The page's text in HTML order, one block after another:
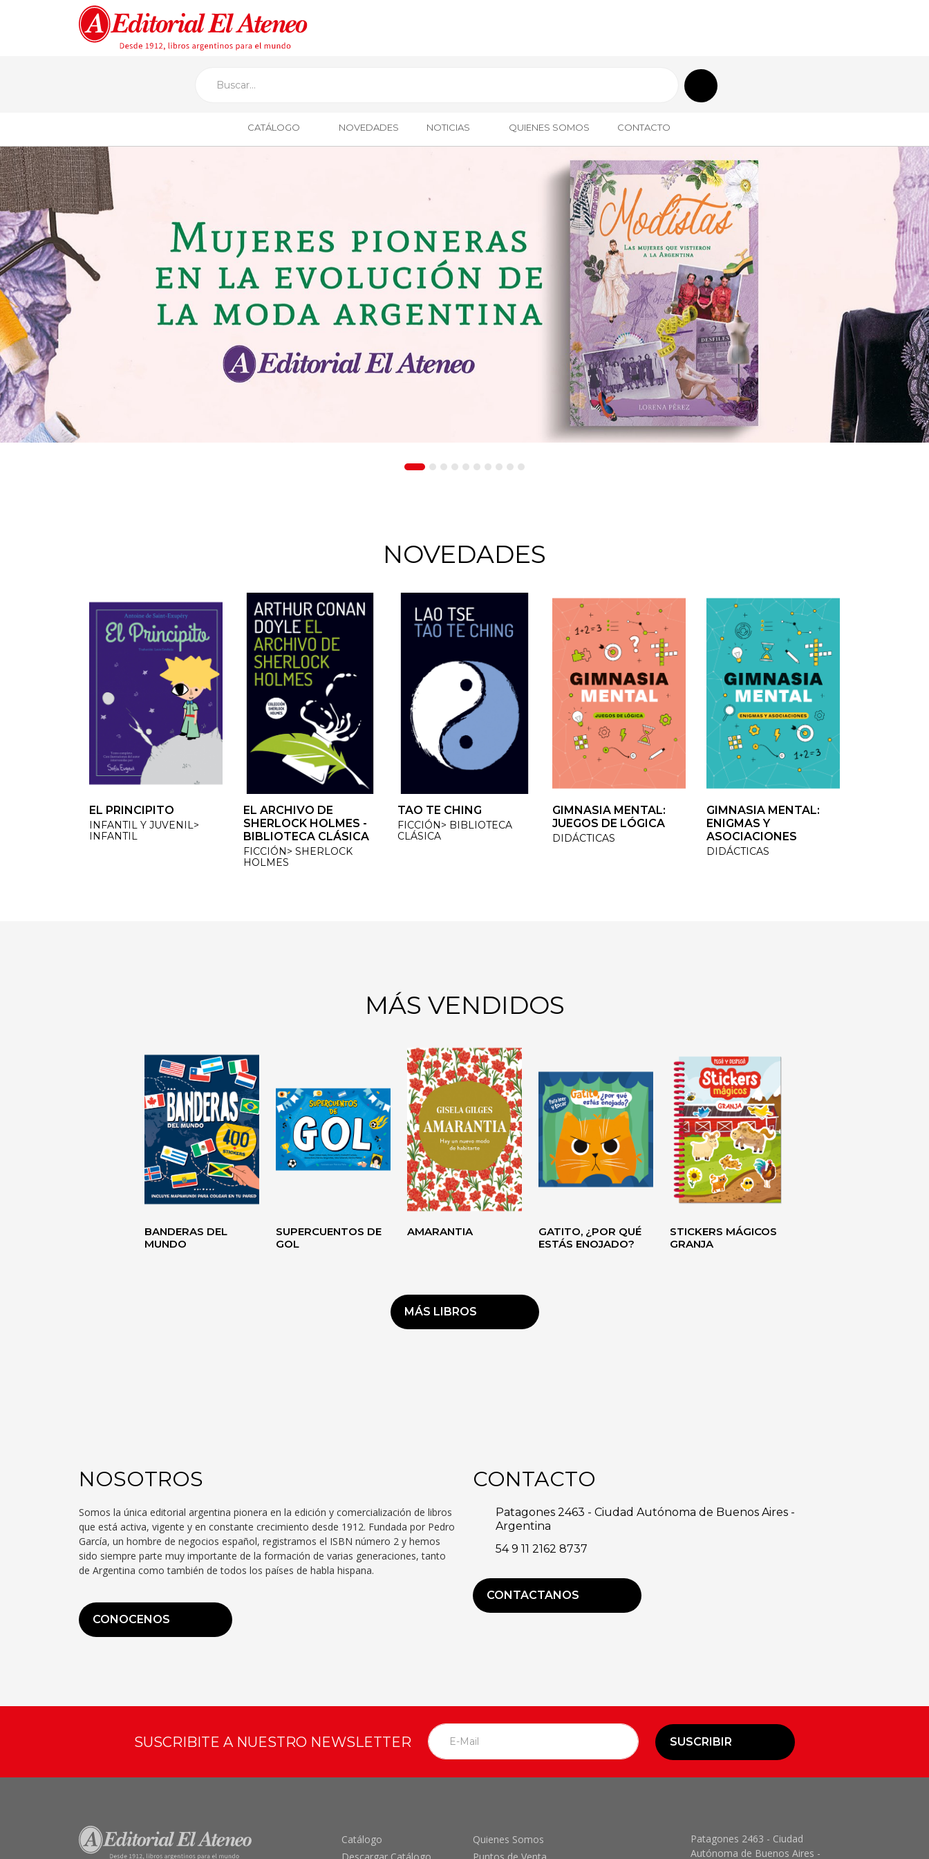
CATÁLOGO NOVEDADES NOTICIAS QUIENES SOMOS CONTACTO
NOVEDADES
EL PRINCIPITO
INFANTIL Y JUVENIL>
INFANTIL
EL ARCHIVO DE
SHERLOCK HOLMES -
BIBLIOTECA CLÁSICA
FICCIÓN> SHERLOCK
HOLMES
TAO TE CHING
FICCIÓN> BIBLIOTECA
CLÁSICA
GIMNASIA MENTAL:
JUEGOS DE LÓGICA
DIDÁCTICAS
GIMNASIA MENTAL:
ENIGMAS Y
ASOCIACIONES
DIDÁCTICAS
EL ARCHIVO DE
SHERLOCK HOLMES -
BIBLIOTECA CLÁSICA
FICCIÓN> SHERLOCK
HOLMES
TAO TE CHING
FICCIÓN> BIBLIOTECA
CLÁSICA
GIMNASIA MENTAL:
JUEGOS DE LÓGICA
DIDÁCTICAS
GIMNASIA MENTAL:
ENIGMAS Y
ASOCIACIONES
DIDÁCTICAS
LA TIRANÍA DEL
DIAGNÓSTICO
DESARROLLO
PERSONAL> AUTOAYUDA
MÁS VENDIDOS
BANDERAS DEL
MUNDO
SUPERCUENTOS DE
GOL
AMARANTIA
GATITO, ¿POR QUÉ
ESTÁS ENOJADO?
STICKERS MÁGICOS
GRANJA
MÁS LIBROS
NOSOTROS
Somos la única editorial argentina pionera en la edición y comercialización de libros
que está activa, vigente y en constante crecimiento desde 1912. Fundada por Pedro
García, un hombre de negocios español, registramos el ISBN número 2 y hemos
sido siempre parte muy importante de la formación de varias generaciones, tanto
de Argentina como también de todos los países de habla hispana.
CONOCENOS
CONTACTO
Patagones 2463 - Ciudad Autónoma de Buenos Aires -
Argentina
54 9 11 2162 8737
CONTACTANOS
SUSCRIBITE A NUESTRO NEWSLETTER SUSCRIBIR
Catálogo
Quienes Somos
Patagones 2463 - Ciudad
Autónoma de Buenos Aires -